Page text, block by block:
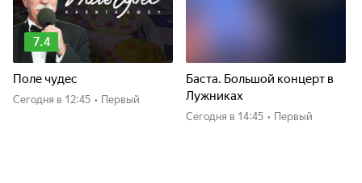
7.4
Поле чудес
Сегодня в 12:45 • Первый
Баста. Большой концерт в
Лужниках
Сегодня в 14:45 • Первый